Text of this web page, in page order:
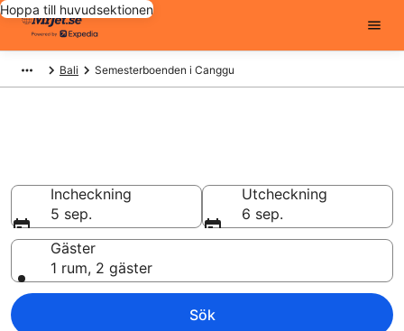
Hoppa till huvudsektionen
Bali Semesterboenden i Canggu
Incheckning
5 sep.
Utcheckning
6 sep.
Gäster
1 rum, 2 gäster
Sök